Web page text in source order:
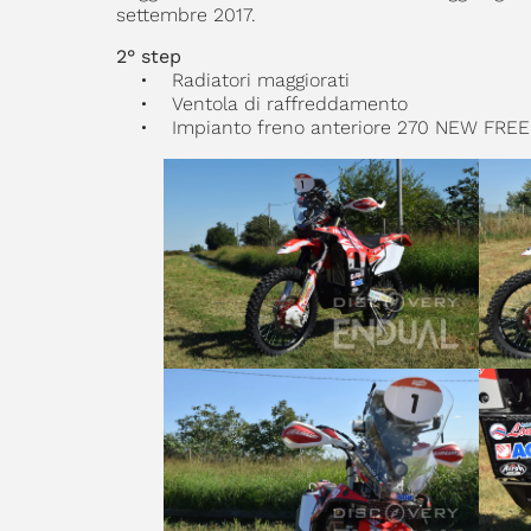
settembre 2017.
2° step
• Radiatori maggiorati
• Ventola di raffreddamento
• Impianto freno anteriore 270 NEW